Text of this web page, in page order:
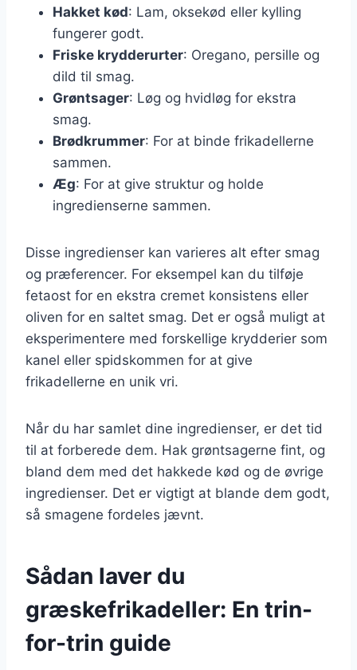
Hakket kød: Lam, oksekød eller kylling
fungerer godt.
Friske krydderurter: Oregano, persille og
dild til smag.
Grøntsager: Løg og hvidløg for ekstra
smag.
Brødkrummer: For at binde frikadellerne
sammen.
Æg: For at give struktur og holde
ingredienserne sammen.
Disse ingredienser kan varieres alt efter smag
og præferencer. For eksempel kan du tilføje
fetaost for en ekstra cremet konsistens eller
oliven for en saltet smag. Det er også muligt at
eksperimentere med forskellige krydderier som
kanel eller spidskommen for at give
frikadellerne en unik vri.
Når du har samlet dine ingredienser, er det tid
til at forberede dem. Hak grøntsagerne fint, og
bland dem med det hakkede kød og de øvrige
ingredienser. Det er vigtigt at blande dem godt,
så smagene fordeles jævnt.
Sådan laver du
græskefrikadeller: En trin-
for-trin guide